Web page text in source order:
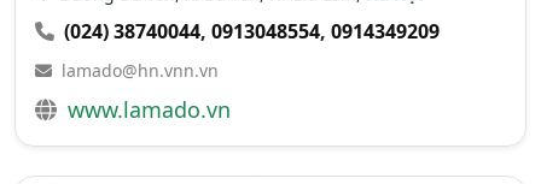
(024) 38740044, 0913048554, 0914349209
lamado@hn.vnn.vn
www.lamado.vn